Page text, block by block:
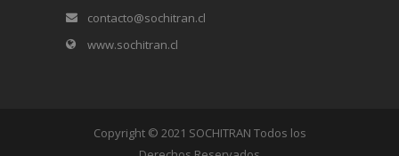
contacto@sochitran.cl
www.sochitran.cl
Copyright © 2021 SOCHITRAN Todos los